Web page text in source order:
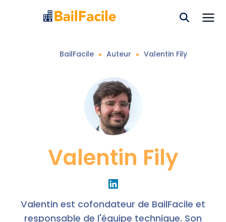
BailFacile Auteur Valentin Fily
Valentin Fily
Valentin est cofondateur de BailFacile et
responsable de l'équipe technique. Son